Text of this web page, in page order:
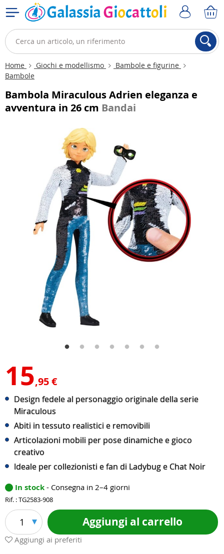
Home Giochi e modellismo
Bambole e figurine
Bambole
Bambola Miraculous Adrien eleganza e
avventura in 26 cm Bandai
15,95 €
Design fedele al personaggio originale della serie
Miraculous
Abiti in tessuto realistici e removibili
Articolazioni mobili per pose dinamiche e gioco
creativo
Ideale per collezionisti e fan di Ladybug e Chat Noir
In stock - Consegna in 2–4 giorni
Rif. : TG2583-908
1 Aggiungi al carrello
Aggiungi ai preferiti